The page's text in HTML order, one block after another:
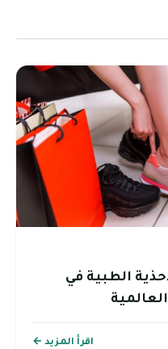
الطبية في
اقرأ المزيد ←